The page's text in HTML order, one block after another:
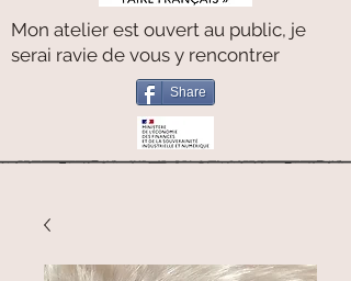
Mon atelier est ouvert au public, je
serai ravie de vous y rencontrer
Share